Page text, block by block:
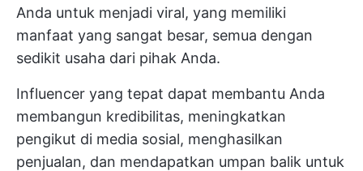
Anda untuk menjadi viral, yang memiliki
manfaat yang sangat besar, semua dengan
sedikit usaha dari pihak Anda.
Influencer yang tepat dapat membantu Anda
membangun kredibilitas, meningkatkan
pengikut di media sosial, menghasilkan
penjualan, dan mendapatkan umpan balik untuk